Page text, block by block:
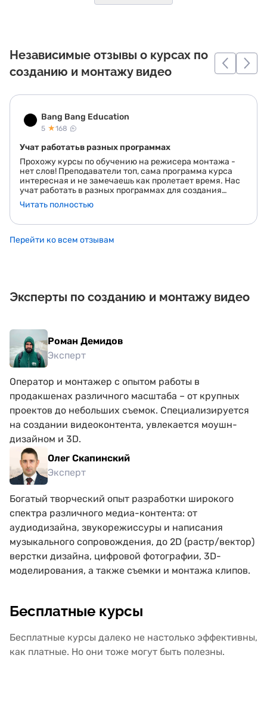
Независимые отзывы о курсах по
созданию и монтажу видео
Bang Bang Education
5 ★168
Учат работатьв разных программах
Прохожу курсы по обучению на режисера монтажа -
нет слов! Преподаватели топ, сама программа курса
интересная и не замечаешь как пролетает время. Нас
учат работать в разных программах для создания
краткометражных фильм и всяких видео. Прям очень
нравится!
Читать полностью
Перейти ко всем отзывам
Эксперты по созданию и монтажу видео
Роман Демидов
Эксперт
Оператор и монтажер с опытом работы в
продакшенах различного масштаба – от крупных
проектов до небольших съемок. Специализируется
на создании видеоконтента, увлекается моушн-
дизайном и 3D.
Олег Скапинский
Эксперт
Богатый творческий опыт разработки широкого
спектра различного медиа-контента: от
аудиодизайна, звукорежиссуры и написания
музыкального сопровождения, до 2D (растр/вектор)
верстки дизайна, цифровой фотографии, 3D-
моделирования, а также съемки и монтажа клипов.
Бесплатные курсы
Бесплатные курсы далеко не настолько эффективны,
как платные. Но они тоже могут быть полезны.